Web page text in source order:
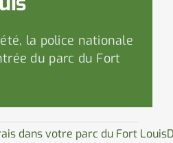
la police nationale
du parc du Fort
dans votre parc du Fort Louis